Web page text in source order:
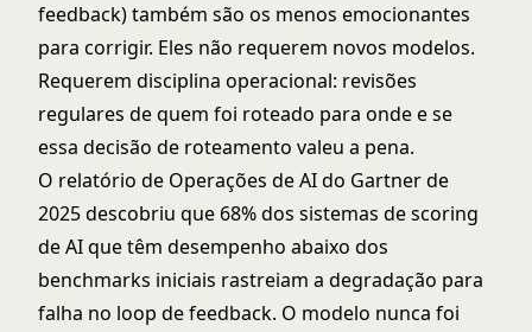
feedback) também são os menos emocionantes
para corrigir. Eles não requerem novos modelos.
Requerem disciplina operacional: revisões
regulares de quem foi roteado para onde e se
essa decisão de roteamento valeu a pena.
O relatório de Operações de AI do Gartner de
2025 descobriu que 68% dos sistemas de scoring
de AI que têm desempenho abaixo dos
benchmarks iniciais rastreiam a degradação para
falha no loop de feedback. O modelo nunca foi